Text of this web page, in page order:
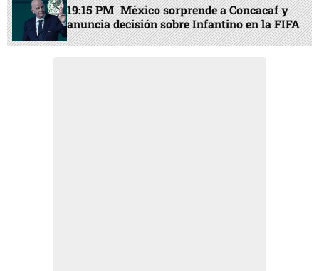
19:15 PM México sorprende a Concacaf y
anuncia decisión sobre Infantino en la FIFA